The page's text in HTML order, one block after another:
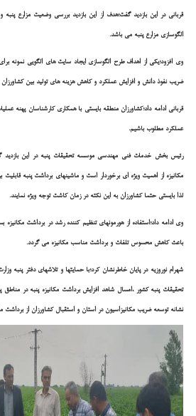
قربانی در این بازدید گفت؛هدف از این بازدید بررسی وضعیت مزارع
الگوسازی مزارع پنبه می باشد.
وی افزود؛یکی از اهداف طرح الگوسازی ایجاد سایت های الگویی نمونه
ضریب نفوذ دانش و افزایش عملکرد و کاهش هزینه های تولید بین کشاورزان
قربانی ادامه داد؛کشاورزان منطقه بایستی با همکاری کارشناسان پهنه
عملکرد مطلوب باشیم.
رئیس بخش خدمات فنی مهندسی موسسه تحقیقات پنبه در این بازدید
لذا بایستی حتما کشاورزان به این نکته در زمان کاشت توجه ویژه نمایند.
وی ادامه داد؛استفاده از هورمونهای تنظیم کننده رشد در برداشت
باعث کاهش محسوس تلفات و برداشت مناسب مکانیزه می گردد.
شهرام نوروزیه در پایان خاطرنشان کرد؛با حمایتها و تلاشهای دفتر
تحقیقات پنبه کشور ،امسال شاهد افزایش برداشت مکانیزه پنبه در
نشانه توسعه ضریب مکانیزاسیون در استان و استقبال کشاورزان از برداشت